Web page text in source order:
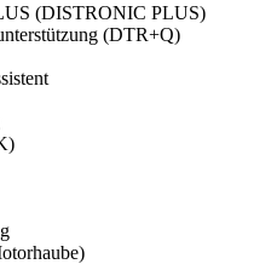
(DISTRONIC PLUS)
(DTR+Q)